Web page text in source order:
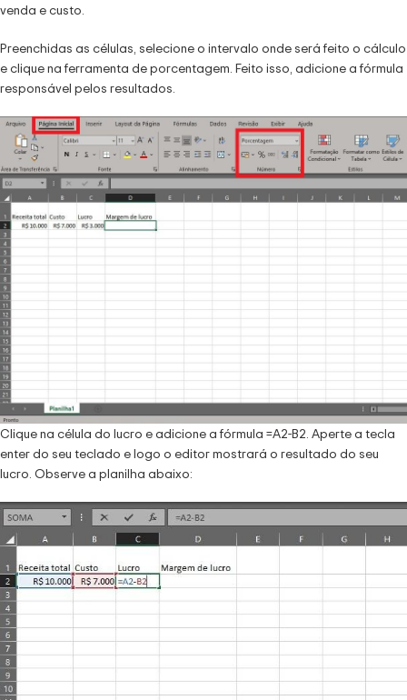
venda e custo.
Preenchidas as células, selecione o intervalo onde será feito o cálculo
e clique na ferramenta de porcentagem. Feito isso, adicione a fórmula
responsável pelos resultados.
Clique na célula do lucro e adicione a fórmula =A2-B2. Aperte a tecla
enter do seu teclado e logo o editor mostrará o resultado do seu
lucro. Observe a planilha abaixo: